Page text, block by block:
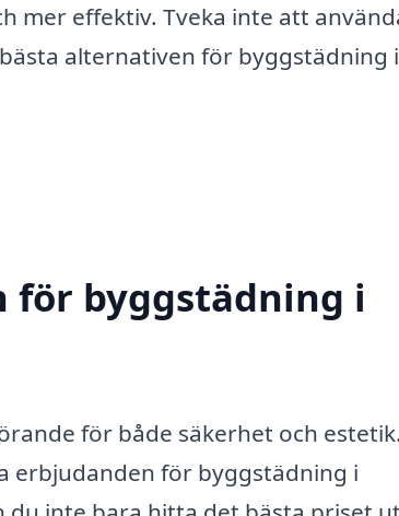
mer effektiv. Tveka inte att
alternativen för byggstädning
för byggstädning i
för både säkerhet och estetik.
erbjudanden för byggstädning i